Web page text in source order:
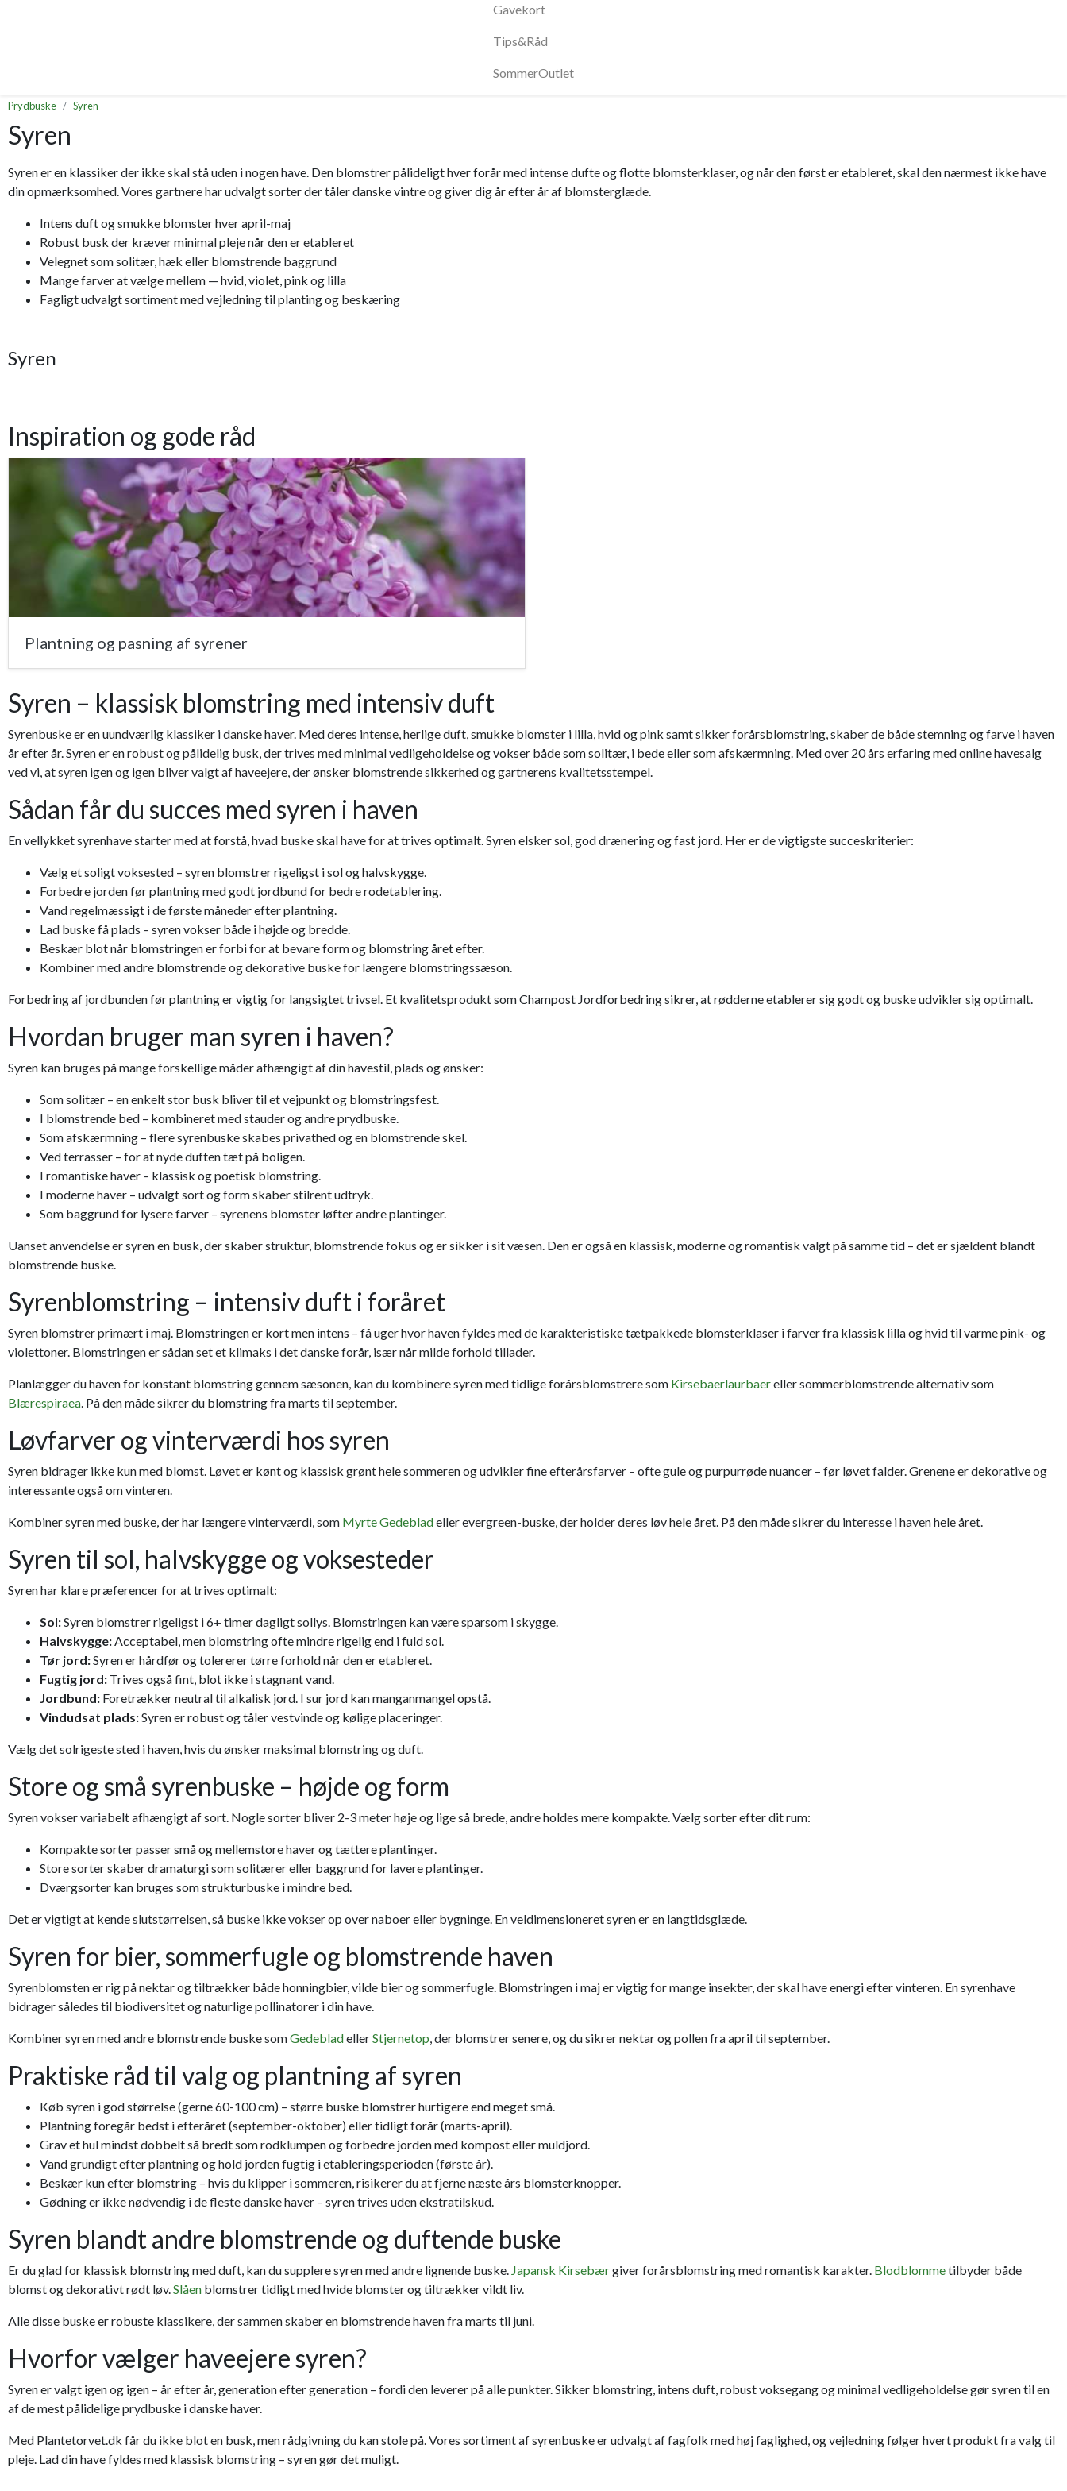
Gavekort
Tips&Råd
SommerOutlet
Prydbuske Syren
Syren
Syren er en klassiker der ikke skal stå uden i nogen have. Den blomstrer pålideligt hver forår med intense dufte og flotte blomsterklaser, og når den først er etableret, skal den nærmest ikke have
din opmærksomhed. Vores gartnere har udvalgt sorter der tåler danske vintre og giver dig år efter år af blomsterglæde.
Intens duft og smukke blomster hver april-maj
Robust busk der kræver minimal pleje når den er etableret
Velegnet som solitær, hæk eller blomstrende baggrund
Mange farver at vælge mellem — hvid, violet, pink og lilla
Fagligt udvalgt sortiment med vejledning til planting og beskæring
Syren
Inspiration og gode råd
Plantning og pasning af syrener
Syren – klassisk blomstring med intensiv duft
Syrenbuske er en uundværlig klassiker i danske haver. Med deres intense, herlige duft, smukke blomster i lilla, hvid og pink samt sikker forårsblomstring, skaber de både stemning og farve i haven
år efter år. Syren er en robust og pålidelig busk, der trives med minimal vedligeholdelse og vokser både som solitær, i bede eller som afskærmning. Med over 20 års erfaring med online havesalg
ved vi, at syren igen og igen bliver valgt af haveejere, der ønsker blomstrende sikkerhed og gartnerens kvalitetsstempel.
Sådan får du succes med syren i haven
En vellykket syrenhave starter med at forstå, hvad buske skal have for at trives optimalt. Syren elsker sol, god drænering og fast jord. Her er de vigtigste succeskriterier:
Vælg et soligt voksested – syren blomstrer rigeligst i sol og halvskygge.
Forbedre jorden før plantning med godt jordbund for bedre rodetablering.
Vand regelmæssigt i de første måneder efter plantning.
Lad buske få plads – syren vokser både i højde og bredde.
Beskær blot når blomstringen er forbi for at bevare form og blomstring året efter.
Kombiner med andre blomstrende og dekorative buske for længere blomstringssæson.
Forbedring af jordbunden før plantning er vigtig for langsigtet trivsel. Et kvalitetsprodukt som Champost Jordforbedring sikrer, at rødderne etablerer sig godt og buske udvikler sig optimalt.
Hvordan bruger man syren i haven?
Syren kan bruges på mange forskellige måder afhængigt af din havestil, plads og ønsker:
Som solitær – en enkelt stor busk bliver til et vejpunkt og blomstringsfest.
I blomstrende bed – kombineret med stauder og andre prydbuske.
Som afskærmning – flere syrenbuske skabes privathed og en blomstrende skel.
Ved terrasser – for at nyde duften tæt på boligen.
I romantiske haver – klassisk og poetisk blomstring.
I moderne haver – udvalgt sort og form skaber stilrent udtryk.
Som baggrund for lysere farver – syrenens blomster løfter andre plantinger.
Uanset anvendelse er syren en busk, der skaber struktur, blomstrende fokus og er sikker i sit væsen. Den er også en klassisk, moderne og romantisk valgt på samme tid – det er sjældent blandt
blomstrende buske.
Syrenblomstring – intensiv duft i foråret
Syren blomstrer primært i maj. Blomstringen er kort men intens – få uger hvor haven fyldes med de karakteristiske tætpakkede blomsterklaser i farver fra klassisk lilla og hvid til varme pink- og
violettoner. Blomstringen er sådan set et klimaks i det danske forår, især når milde forhold tillader.
Planlægger du haven for konstant blomstring gennem sæsonen, kan du kombinere syren med tidlige forårsblomstrere som Kirsebaerlaurbaereller sommerblomstrende alternativ som
Blærespiraea. På den måde sikrer du blomstring fra marts til september.
Løvfarver og vinterværdi hos syren
Syren bidrager ikke kun med blomst. Løvet er kønt og klassisk grønt hele sommeren og udvikler fine efterårsfarver – ofte gule og purpurrøde nuancer – før løvet falder. Grenene er dekorative og
interessante også om vinteren.
Kombiner syren med buske, der har længere vinterværdi, som Myrte Gedebladeller evergreen-buske, der holder deres løv hele året. På den måde sikrer du interesse i haven hele året.
Syren til sol, halvskygge og voksesteder
Syren har klare præferencer for at trives optimalt:
Sol:Syren blomstrer rigeligst i 6+ timer dagligt sollys. Blomstringen kan være sparsom i skygge.
Halvskygge:Acceptabel, men blomstring ofte mindre rigelig end i fuld sol.
Tør jord:Syren er hårdfør og tolererer tørre forhold når den er etableret.
Fugtig jord: Trives også fint, blot ikke i stagnant vand.
Jordbund: Foretrækker neutral til alkalisk jord. I sur jord kan manganmangel opstå.
Vindudsat plads:Syren er robust og tåler vestvinde og kølige placeringer.
Vælg det solrigeste sted i haven, hvis du ønsker maksimal blomstring og duft.
Store og små syrenbuske – højde og form
Syren vokser variabelt afhængigt af sort. Nogle sorter bliver 2-3 meter høje og lige så brede, andre holdes mere kompakte. Vælg sorter efter dit rum:
Kompakte sorter passer små og mellemstore haver og tættere plantinger.
Store sorter skaber dramaturgi som solitærer eller baggrund for lavere plantinger.
Dværgsorter kan bruges som strukturbuske i mindre bed.
Det er vigtigt at kende slutstørrelsen, så buske ikke vokser op over naboer eller bygninge. En veldimensioneret syren er en langtidsglæde.
Syren for bier, sommerfugle og blomstrende haven
Syrenblomsten er rig på nektar og tiltrækker både honningbier, vilde bier og sommerfugle. Blomstringen i maj er vigtig for mange insekter, der skal have energi efter vinteren. En syrenhave
bidrager således til biodiversitet og naturlige pollinatorer i din have.
Kombiner syren med andre blomstrende buske somGedebladellerStjernetop, der blomstrer senere, og du sikrer nektar og pollen fra april til september.
Praktiske råd til valg og plantning af syren
Køb syren i god størrelse (gerne 60-100 cm) – større buske blomstrer hurtigere end meget små.
Plantning foregår bedst i efteråret (september-oktober) eller tidligt forår (marts-april).
Grav et hul mindst dobbelt så bredt som rodklumpen og forbedre jorden med kompost eller muldjord.
Vand grundigt efter plantning og hold jorden fugtig i etableringsperioden (første år).
Beskær kun efter blomstring – hvis du klipper i sommeren, risikerer du at fjerne næste års blomsterknopper.
Gødning er ikke nødvendig i de fleste danske haver – syren trives uden ekstratilskud.
Syren blandt andre blomstrende og duftende buske
Er du glad for klassisk blomstring med duft, kan du supplere syren med andre lignende buske. Japansk Kirsebærgiver forårsblomstring med romantisk karakter. Blodblommetilbyder både
blomst og dekorativt rødt løv.Slåen blomstrer tidligt med hvide blomster og tiltrækker vildt liv.
Alle disse buske er robuste klassikere, der sammen skaber en blomstrende haven fra marts til juni.
Hvorfor vælger haveejere syren?
Syren er valgt igen og igen – år efter år, generation efter generation – fordi den leverer på alle punkter. Sikker blomstring, intens duft, robust voksegang og minimal vedligeholdelse gør syren til en
af de mest pålidelige prydbuske i danske haver.
Med Plantetorvet.dk får du ikke blot en busk, men rådgivning du kan stole på. Vores sortiment af syrenbuske er udvalgt af fagfolk med høj faglighed, og vejledning følger hvert produkt fra valg til
pleje. Lad din have fyldes med klassisk blomstring – syren gør det muligt.